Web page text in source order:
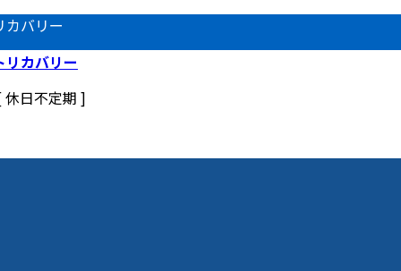
カバリー
休日不定期 ]